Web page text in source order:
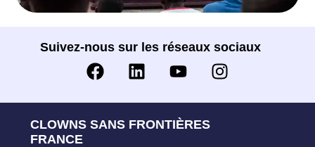
Suivez-nous sur les réseaux sociaux
CLOWNS SANS FRONTIÈRES
FRANCE